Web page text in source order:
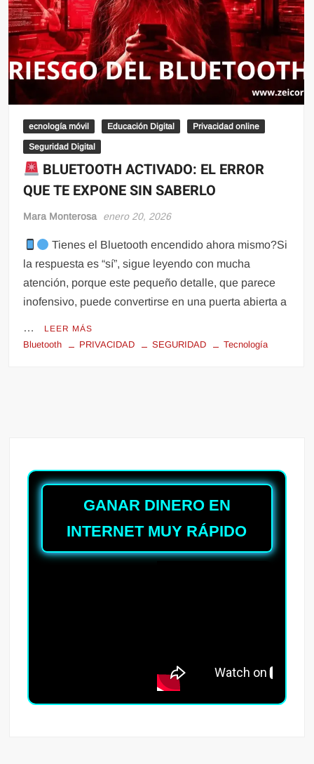
ecnología móvil Educación Digital Privacidad online
Seguridad Digital
BLUETOOTH ACTIVADO: EL ERROR
QUE TE EXPONE SIN SABERLO
Mara Monterosa enero 20, 2026
Tienes el Bluetooth encendido ahora mismo?Si
la respuesta es “sí”, sigue leyendo con mucha
atención, porque este pequeño detalle, que parece
inofensivo, puede convertirse en una puerta abierta a
… LEER MÁS
Bluetooth PRIVACIDAD SEGURIDAD Tecnología
GANAR DINERO EN
INTERNET MUY RÁPIDO